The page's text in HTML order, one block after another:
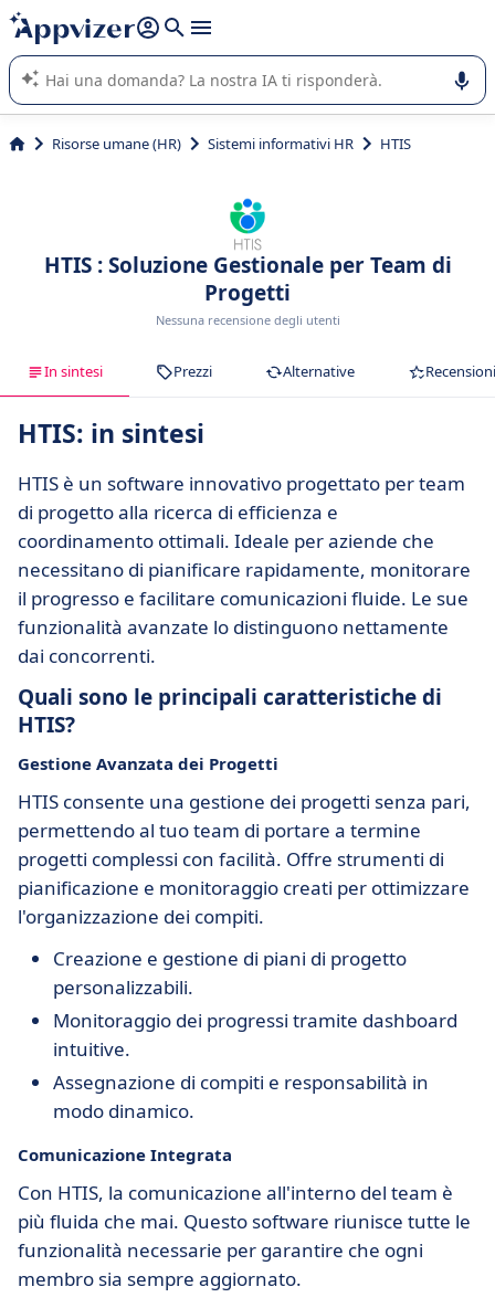
righe con
shift + enter
L'IA di Appvizer vi guida nell'utilizzo o nella scelta di un
software SaaS per la vostra azienda.
Risorse umane (HR) Sistemi informativi HR HTIS
HTIS : Soluzione Gestionale per Team di
Progetti
Nessuna recensione degli utenti
In sintesi Prezzi Alternative Recensioni
HTIS: in sintesi
HTIS è un software innovativo progettato per team
di progetto alla ricerca di efficienza e
coordinamento ottimali. Ideale per aziende che
necessitano di pianificare rapidamente, monitorare
il progresso e facilitare comunicazioni fluide. Le sue
funzionalità avanzate lo distinguono nettamente
dai concorrenti.
Quali sono le principali caratteristiche di
HTIS?
Gestione Avanzata dei Progetti
HTIS consente una gestione dei progetti senza pari,
permettendo al tuo team di portare a termine
progetti complessi con facilità. Offre strumenti di
pianificazione e monitoraggio creati per ottimizzare
l'organizzazione dei compiti.
Creazione e gestione di piani di progetto
personalizzabili.
Monitoraggio dei progressi tramite dashboard
intuitive.
Assegnazione di compiti e responsabilità in
modo dinamico.
Comunicazione Integrata
Con HTIS, la comunicazione all'interno del team è
più fluida che mai. Questo software riunisce tutte le
funzionalità necessarie per garantire che ogni
membro sia sempre aggiornato.